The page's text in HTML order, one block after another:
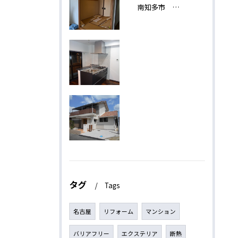
南知多市 H様邸
タグ Tags
名古屋 リフォーム マンション
バリアフリー エクステリア 断熱